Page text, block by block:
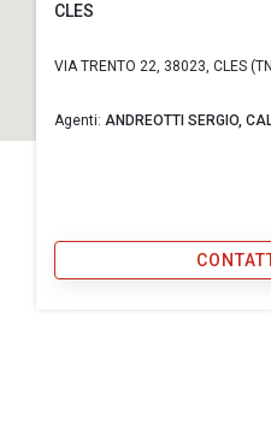
CLES
VIA TRENTO 22, 38023, CLES
Agenti: ANDREOTTI SERGIO,